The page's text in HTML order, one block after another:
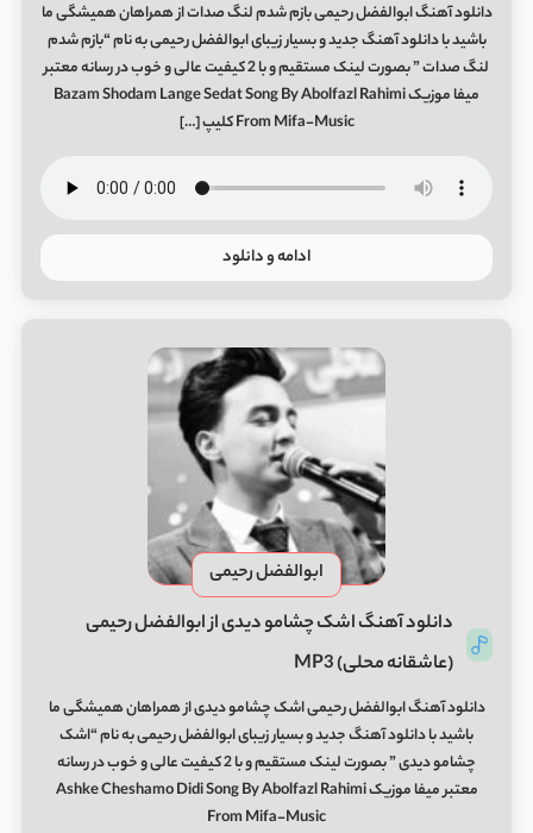
دانلود آهنگ ابوالفضل رحیمی ﺑﺎزم ﺷﺪم ﻟﻨﮓ ﺻﺪات از همراهان همیشگی ما
باشید با دانلود آهنگ جدید و بسیار زیبای ابوالفضل رحیمی به نام “ﺑﺎزم ﺷﺪم
ﻟﻨﮓ ﺻﺪات ” بصورت لینک مستقیم و با 2 کیفیت عالی و خوب در رسانه معتبر
میفا موزیک Bazam Shodam Lange Sedat Song By Abolfazl Rahimi
From Mifa-Music کلیپ […]
ادامه و دانلود
ابوالفضل رحیمی
دانلود آهنگ اشک چشامو دیدی از ابوالفضل رحیمی
(عاشقانه محلی) MP3
دانلود آهنگ ابوالفضل رحیمی اشک چشامو دیدی از همراهان همیشگی ما
باشید با دانلود آهنگ جدید و بسیار زیبای ابوالفضل رحیمی به نام “اشک
چشامو دیدی ” بصورت لینک مستقیم و با 2 کیفیت عالی و خوب در رسانه
معتبر میفا موزیک Ashke Cheshamo Didi Song By Abolfazl Rahimi
From Mifa-Music